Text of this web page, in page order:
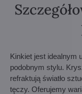
Kinkiet jest idealnym
podobnym stylu.
refraktują światło
tęczy. Oferujemy